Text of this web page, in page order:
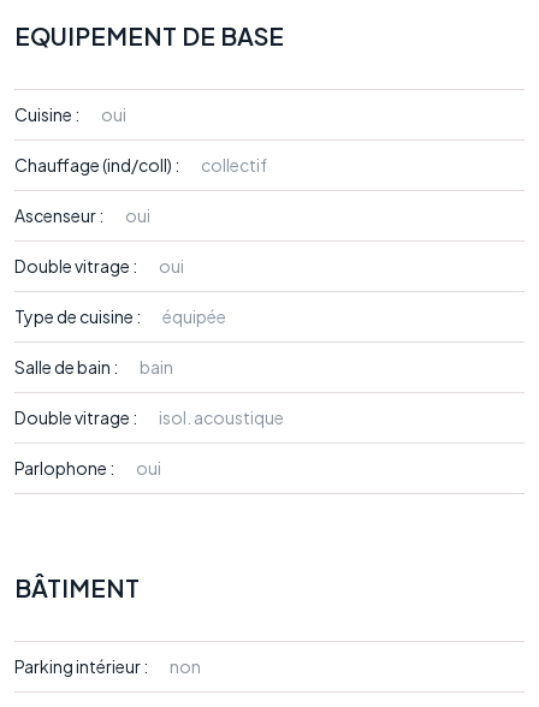
EQUIPEMENT DE BASE
Cuisine : oui
Chauffage (ind/coll) : collectif
Ascenseur : oui
Double vitrage : oui
Type de cuisine : équipée
Salle de bain : bain
Double vitrage : isol. acoustique
Parlophone : oui
BÂTIMENT
Parking intérieur : non